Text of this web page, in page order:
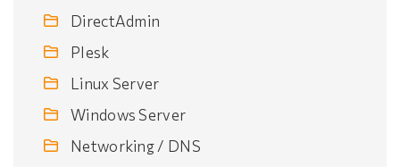
DirectAdmin
Plesk
Linux Server
Windows Server
Networking / DNS